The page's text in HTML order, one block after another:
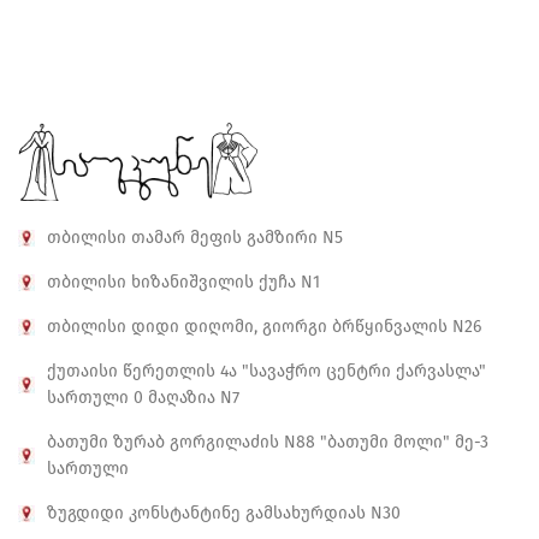
თბილისი თამარ მეფის გამზირი N5
თბილისი ხიზანიშვილის ქუჩა N1
თბილისი დიდი დიღომი, გიორგი ბრწყინვალის N26
ქუთაისი წერეთლის 4ა "სავაჭრო ცენტრი ქარვასლა"
სართული 0 მაღაზია N7
ბათუმი ზურაბ გორგილაძის N88 "ბათუმი მოლი" მე-3
სართული
ზუგდიდი კონსტანტინე გამსახურდიას N30